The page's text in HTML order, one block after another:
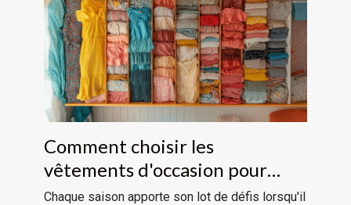
Comment choisir les
vêtements d'occasion pour
enfants à chaque saison
Chaque saison apporte son lot de défis lorsqu'il